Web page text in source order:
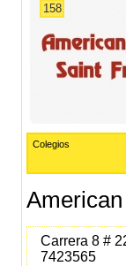
158
Colegios
Carrera 8 #
7423565